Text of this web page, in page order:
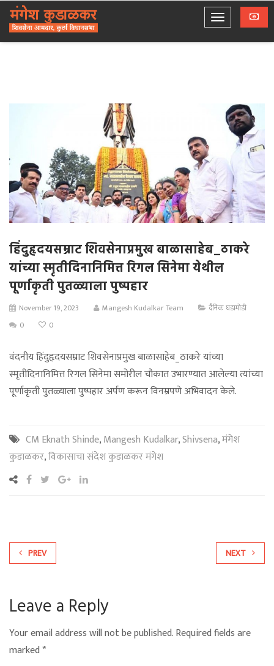
हिंदुहृदयसम्राट शिवसेनाप्रमुख बाळासाहेब_ठाकरे
यांच्या स्मृतीदिनानिमित्त रिगल सिनेमा येथील
पूर्णाकृती पुतळ्याला पुष्पहार
November 19, 2023 Mangesh Kudalkar Team
दैनिक घडामोडी
0
0
वंदनीय हिंदुहृदयसम्राट शिवसेनाप्रमुख बाळासाहेब_ठाकरे यांच्या
स्मृतीदिनानिमित्त रिगल सिनेमा समोरील चौकात उभारण्यात आलेल्या त्यांच्या
पूर्णाकृती पुतळ्याला पुष्पहार अर्पण करून विनम्रपणे अभिवादन केले.
CM Eknath Shinde,Mangesh Kudalkar,Shivsena,मंगेश
कुडाळकर,विकासाचा संदेश कुडाळकर मंगेश
PREV NEXT
Leave a Reply
Your email address will not be published.Required fields are
marked*